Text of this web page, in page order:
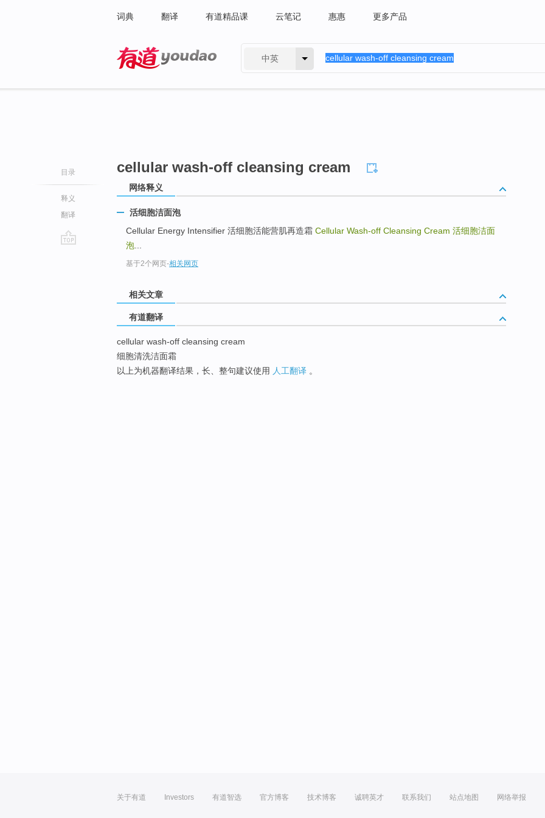
词典 翻译 有道精品课 云笔记 惠惠 更多产品
中英
目录
释义
翻译
cellular wash-off cleansing cream
网络释义
活细胞洁面泡
Cellular Energy Intensifier 活细胞活能营肌再造霜 Cellular Wash-off Cleansing Cream 活细胞洁面
泡
基于2个网页-相关网页
相关文章
有道翻译
cellular wash-off cleansing cream
细胞清洗洁面霜
以上为机器翻译结果，长、整句建议使用 人工翻译 。
关于有道 Investors 有道智选 官方博客 技术博客 诚聘英才 联系我们 站点地图 网络举报